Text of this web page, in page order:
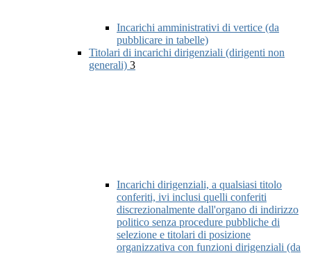
Incarichi amministrativi di vertice (da
pubblicare in tabelle)
Titolari di incarichi dirigenziali (dirigenti non
generali) 3
Incarichi dirigenziali, a qualsiasi titolo
conferiti, ivi inclusi quelli conferiti
discrezionalmente dall'organo di indirizzo
politico senza procedure pubbliche di
selezione e titolari di posizione
organizzativa con funzioni dirigenziali (da